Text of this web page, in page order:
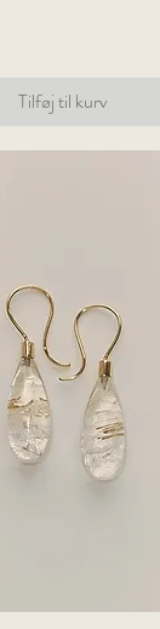
Tilføj til kurv